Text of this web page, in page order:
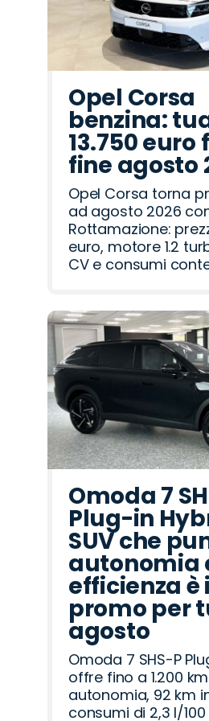
Opel Corsa
benzina:
13.750 euro
fine agosto
Opel Corsa torna
ad agosto 2026
Rottamazione:
euro, motore 1.2
CV e consumi
Omoda 7
Plug-in
SUV che
autonomia
efficienza è
promo per
agosto
Omoda 7 SHS-P
offre fino a 1.200
autonomia, 92 km
consumi di 2,3 l/